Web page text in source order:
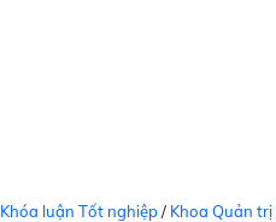
Khóa luận Tốt nghiệp/ Khoa Quản trị